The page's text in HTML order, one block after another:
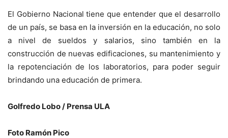
El Gobierno Nacional tiene que entender que el desarrollo
de un país, se basa en la inversión en la educación, no solo
a nivel de sueldos y salarios, sino también en la
construcción de nuevas edificaciones, su mantenimiento y
la repotenciación de los laboratorios, para poder seguir
brindando una educación de primera.
Golfredo Lobo / Prensa ULA
Foto Ramón Pico